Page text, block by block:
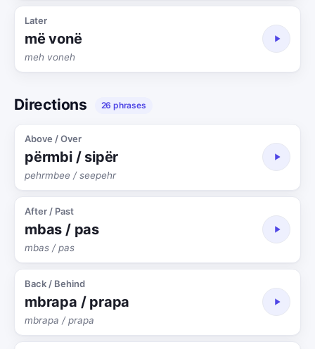
Later
më vonë
meh voneh
Directions 26 phrases
Above / Over
përmbi / sipër
pehrmbee / seepehr
After / Past
mbas / pas
mbas / pas
Back / Behind
mbrapa / prapa
mbrapa / prapa